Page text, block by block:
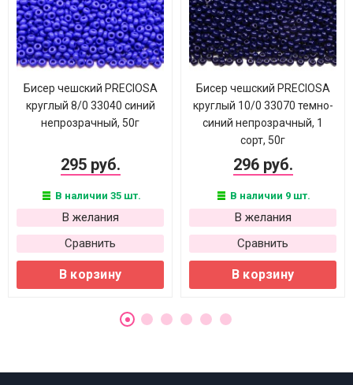
Бисер чешский PRECIOSA
круглый 8/0 33040 синий
непрозрачный, 50г
295 руб.
В наличии 35 шт.
В желания
Сравнить
В корзину
Бисер чешский PRECIOSA
круглый 10/0 33070 темно-
синий непрозрачный, 1
сорт, 50г
296 руб.
В наличии 9 шт.
В желания
Сравнить
В корзину